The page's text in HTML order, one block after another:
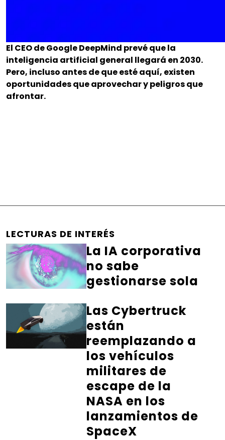
El CEO de Google DeepMind prevé que la
inteligencia artificial general llegará en 2030.
Pero, incluso antes de que esté aquí, existen
oportunidades que aprovechar y peligros que
afrontar.
LECTURAS DE INTERÉS
La IA corporativa
no sabe
gestionarse sola
Las Cybertruck
están
reemplazando a
los vehículos
militares de
escape de la
NASA en los
lanzamientos de
SpaceX